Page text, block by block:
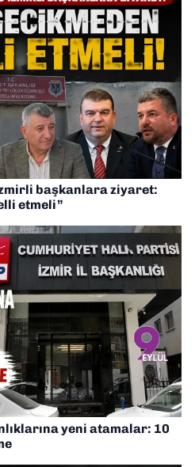
başkanlara ziyaret:
etmeli”
yeni atamalar: 10